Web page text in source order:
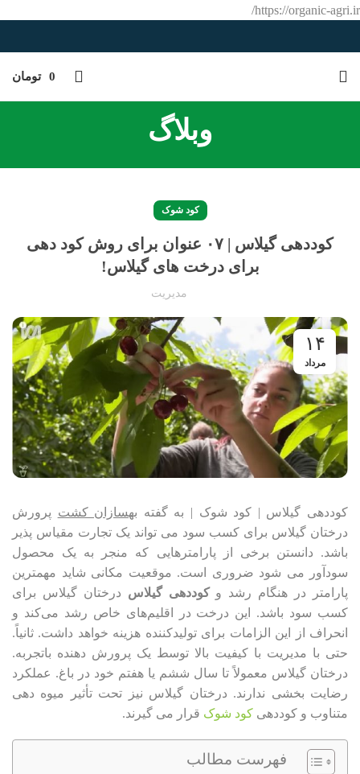
https://organic-agri.ir/
0 تومان
وبلاگ
کود شوک
کوددهی گیلاس | ۰۷ عنوان برای روش کود دهی
برای درخت های گیلاس!
مدیریت
۱۴
مرداد
کوددهی گیلاس | کود شوک | به گفته بهسازان کشت پرورش
درختان گیلاس برای کسب سود می تواند یک تجارت مقیاس پذیر
باشد. دانستن برخی از پارامترهایی که منجر به یک محصول
سودآور می شود ضروری است. موقعیت مکانی شاید مهمترین
پارامتر در هنگام رشد وکوددهی گیلاس درختان گیلاس برای
کسب سود باشد. این درخت در اقلیم‌های خاص رشد می‌کند و
انحراف از این الزامات برای تولیدکننده هزینه خواهد داشت. ثانیاً.
حتی با مدیریت با کیفیت بالا توسط یک پرورش دهنده باتجربه.
درختان گیلاس معمولاً تا سال ششم یا هفتم خود در باغ. عملکرد
رضایت بخشی ندارند. درختان گیلاس نیز تحت تأثیر میوه دهی
متناوب و کوددهی کود شوک قرار می گیرند.
فهرست مطالب